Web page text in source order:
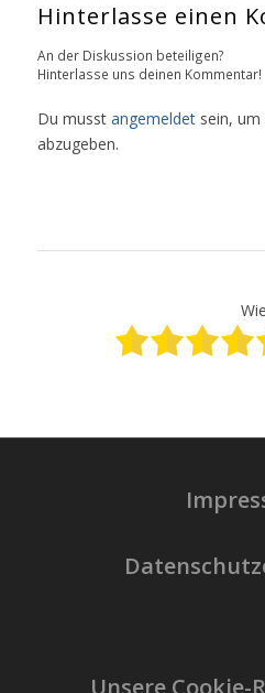
Hinterlasse einen
An der Diskussion beteiligen?
Hinterlasse uns deinen Kommentar!
Du musst angemeldetsein, um
abzugeben.